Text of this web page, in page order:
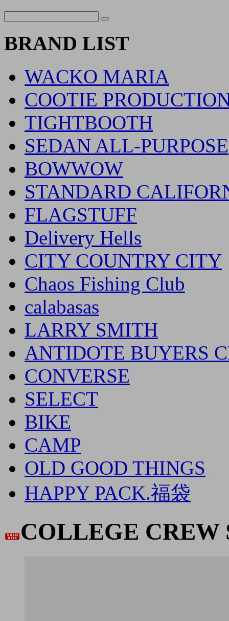
BRAND LIST
WACKO MARIA
COOTIE
TIGHTBOOTH
SEDAN ALL-PURPOSE
BOWWOW
STANDARD
FLAGSTUFF
Delivery Hells
CITY COUNTRY CITY
Chaos Fishing Club
calabasas
LARRY SMITH
ANTIDOTE BUYERS
CONVERSE
SELECT
BIKE
CAMP
OLD GOOD THINGS
HAPPY PACK.福袋
COLLEGE CREW